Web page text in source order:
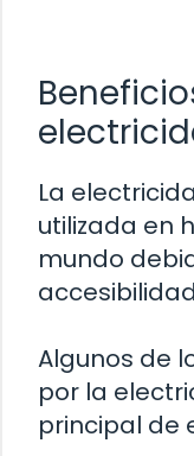
La
utilizada en
mundo
Algunos de
por la
principal de